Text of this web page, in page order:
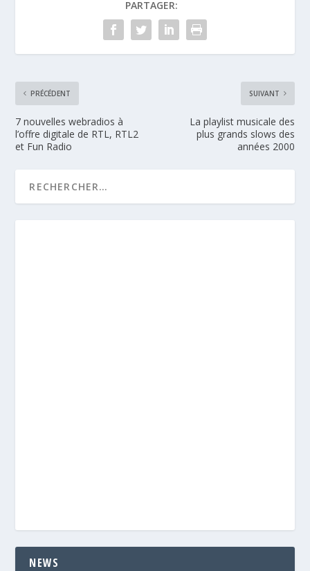
PARTAGER:
PRÉCÉDENT
7 nouvelles webradios à
l’offre digitale de RTL, RTL2
et Fun Radio
SUIVANT
La playlist musicale des
plus grands slows des
années 2000
NEWS